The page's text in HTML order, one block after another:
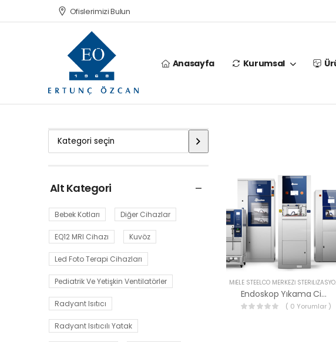
Ofislerimizi Bulun
Anasayfa Kurumsal
Alt Kategori
Bebek Kotları Diğer Cihazlar
EQ12 MRI Cihazı Kuvöz
Led Foto Terapi Cihazları
Pediatrik Ve Yetişkin Ventilatörler
Radyant Isıtıcı
Radyant Isıtıcılı Yatak
MIELE
Endoskop Yıkama Cihazları
( 0 Yorumlar )